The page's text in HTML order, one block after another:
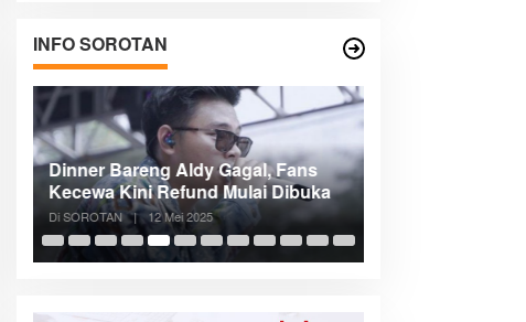
INFO SOROTAN
Dinner Bareng Aldy Gagal, Fans
Kecewa Kini Refund Mulai Dibuka
Di SOROTAN | 12 Mei 2025